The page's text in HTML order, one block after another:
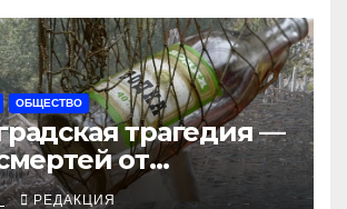
ОБЩЕСТВО
трагедия —
от
РЕДАКЦИЯ